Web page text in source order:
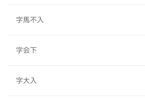
字馬不入
字会下
字大入